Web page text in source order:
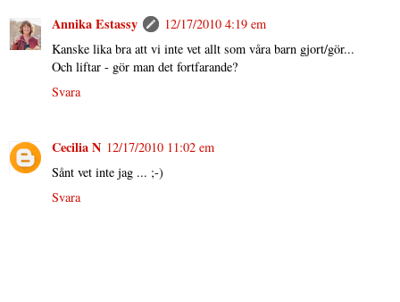
Annika Estassy
12/17/2010 4:19 em
Kanske lika bra att vi inte vet allt som våra barn gjort/gör...
Och liftar - gör man det fortfarande?
Svara
Cecilia N 12/17/2010 11:02 em
Sånt vet inte jag ... ;-)
Svara